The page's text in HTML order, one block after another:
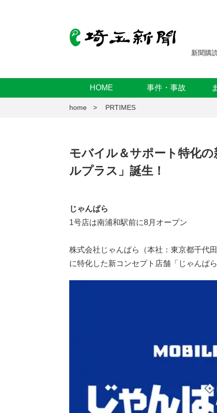
新聞購
HOME 事件・事故
home PRTIMES
モバイル＆サポート特化
ルプラス」誕生！
じゃんぱら
1号店は南浦和駅前に8月オープン
株式会社じゃんぱら（本社：東京都千代
に特化した新コンセプト店舗「じゃんぱ